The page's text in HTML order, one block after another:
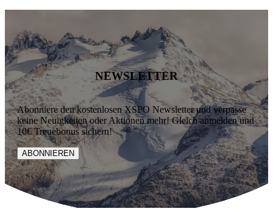
NEWSLETTER
Abonniere den kostenlosen XSPO Newsletter und verpasse
keine Neuigkeiten oder Aktionen mehr! Gleich anmelden und
10€ Treuebonus sichern!
ABONNIEREN